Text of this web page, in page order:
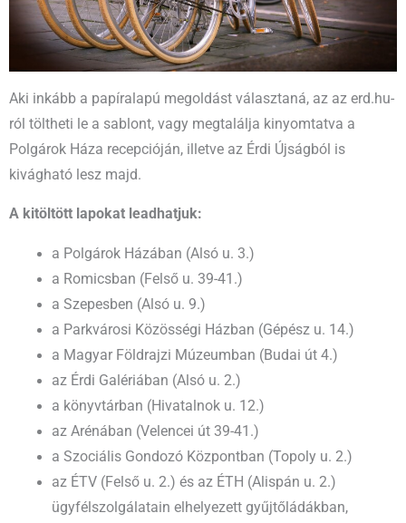
Aki inkább a papíralapú megoldást választaná, az az erd.hu-
ról töltheti le a sablont, vagy megtalálja kinyomtatva a
Polgárok Háza recepcióján, illetve az Érdi Újságból is
kivágható lesz majd.
A kitöltött lapokat leadhatjuk:
a Polgárok Házában (Alsó u. 3.)
a Romicsban (Felső u. 39-41.)
a Szepesben (Alsó u. 9.)
a Parkvárosi Közösségi Házban (Gépész u. 14.)
a Magyar Földrajzi Múzeumban (Budai út 4.)
az Érdi Galériában (Alsó u. 2.)
a könyvtárban (Hivatalnok u. 12.)
az Arénában (Velencei út 39-41.)
a Szociális Gondozó Központban (Topoly u. 2.)
az ÉTV (Felső u. 2.) és az ÉTH (Alispán u. 2.)
ügyfélszolgálatain elhelyezett gyűjtőládákban,